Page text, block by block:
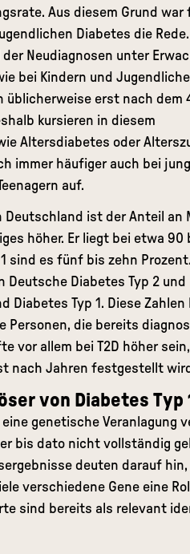
Aus diesem Grund war
Diabetes die Rede.
Neudiagnosen unter
bei Kindern und
üblicherweise erst nach dem
kursieren in diesem
Altersdiabetes oder
immer häufiger auch bei
auf.
ist der Anteil an
höher. Er liegt bei etwa 90
sind es fünf bis zehn
Deutsche Diabetes Typ 2 und
Diabetes Typ 1. Diese Zahlen
Personen, die bereits
vor allem bei T2D höher
nach Jahren festgestellt
von Diabetes Typ
genetische Veranlagung
bis dato nicht vollständig
deuten darauf
verschiedene Gene eine
sind bereits als relevant